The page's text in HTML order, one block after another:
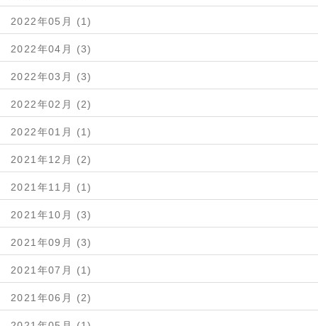
2022年05月 (1)
2022年04月 (3)
2022年03月 (3)
2022年02月 (2)
2022年01月 (1)
2021年12月 (2)
2021年11月 (1)
2021年10月 (3)
2021年09月 (3)
2021年07月 (1)
2021年06月 (2)